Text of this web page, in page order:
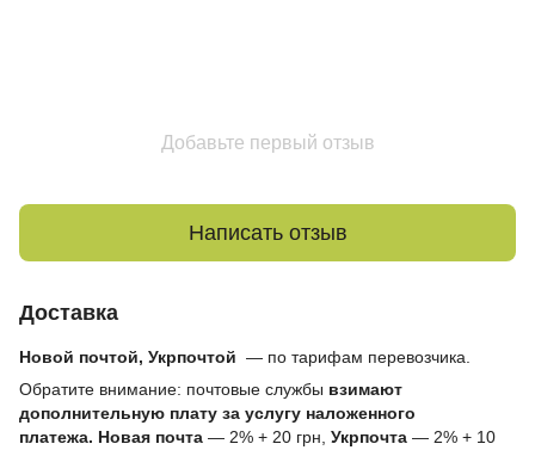
Добавьте первый отзыв
Написать отзыв
Доставка
Новой почтой, Укрпочтой — по тарифам перевозчика.
Обратите внимание: почтовые службы взимают
дополнительную плату за услугу наложенного
платежа. Новая почта — 2% + 20 грн, Укрпочта — 2% + 10